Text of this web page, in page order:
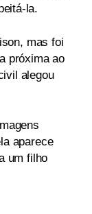
la.
mas foi
próxima ao
alegou
aparece
um filho